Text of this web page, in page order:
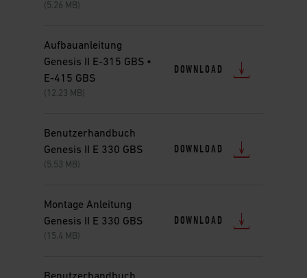
(5.26 MB)
Aufbauanleitung
Genesis II E-315 GBS •
E-415 GBS
(12.23 MB)
DOWNLOAD
Benutzerhandbuch
Genesis II E 330 GBS
(5.53 MB)
DOWNLOAD
Montage Anleitung
Genesis II E 330 GBS
(15.4 MB)
DOWNLOAD